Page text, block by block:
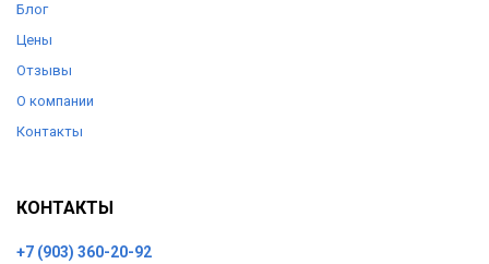
Блог
Цены
Отзывы
О компании
Контакты
КОНТАКТЫ
+7 (903) 360-20-92